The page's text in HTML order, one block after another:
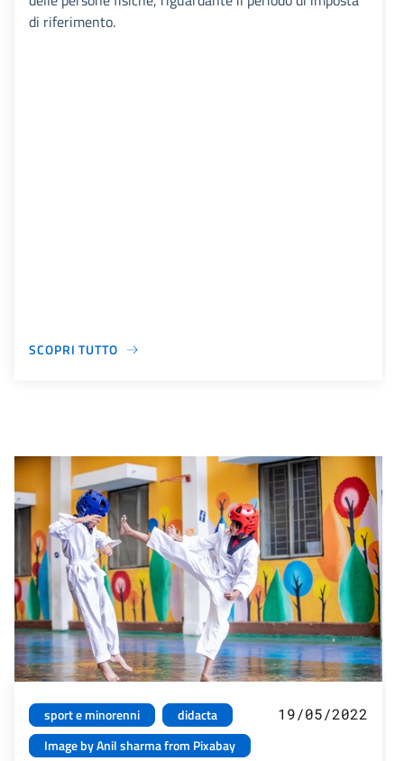
di riferimento.
SCOPRI TUTTO
sport e minorenni
didacta
Image by Anil sharma from Pixabay
19/05/2022